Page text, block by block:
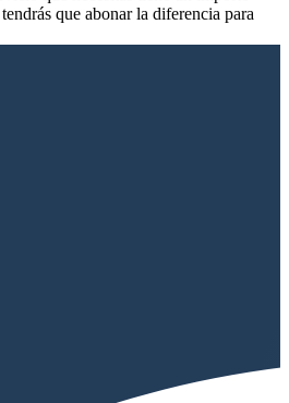
que abonar la diferencia para